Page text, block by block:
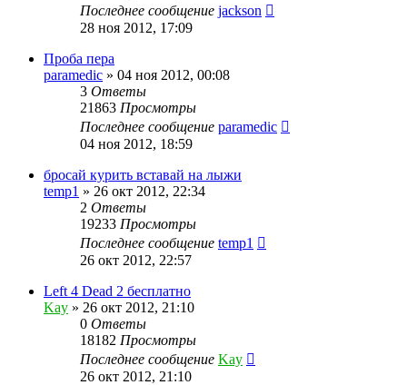
Последнее сообщение jackson
28 ноя 2012, 17:09
Проба пера
paramedic » 04 ноя 2012, 00:08
3 Ответы
21863 Просмотры
Последнее сообщение paramedic
04 ноя 2012, 18:59
бросай курить вставай на лыжи
temp1 » 26 окт 2012, 22:34
2 Ответы
19233 Просмотры
Последнее сообщение temp1
26 окт 2012, 22:57
Left 4 Dead 2 бесплатно
Kay » 26 окт 2012, 21:10
0 Ответы
18182 Просмотры
Последнее сообщение Kay
26 окт 2012, 21:10